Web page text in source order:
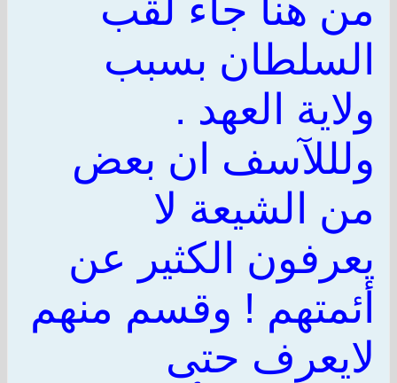
من هنا جاء لقب
السلطان بسبب
ولاية العهد .
ولللآسف ان بعض
من الشيعة لا
يعرفون الكثير عن
أئمتهم ! وقسم منهم
لايعرف حتى